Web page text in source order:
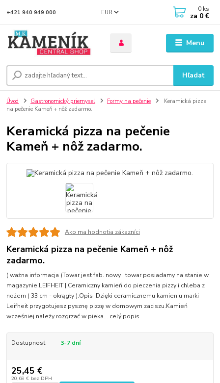
Menu
EUR
Hľadať
+421 940 949 000 0 ks
za 0 €
Úvod Gastronomický priemysel Formy na pečenie
Keramická pizza
na pečenie Kameň + nôž zadarmo.
Keramická pizza na pečenie
Kameň + nôž zadarmo.
Ako ma hodnotia zákazníci
Keramická pizza na pečenie Kameň + nôž
zadarmo.
( ważna informacja )Towar jest fab. nowy , towar posiadamy na stanie w
magazynie.LEIFHEIT | Ceramiczny kamień do pieczenia pizzy i chleba z
nożem ( 33 cm - okrągły ).Opis :Dzięki ceramicznemu kamieniu marki
Leifheit przygotujesz pysznę pizzę w domowym zaciszu.Kamień
wcześniej należy rozgrzać w pieka... celý popis
Dostupnosť 3-7 dní
25,45 €
20,69 € bez DPH